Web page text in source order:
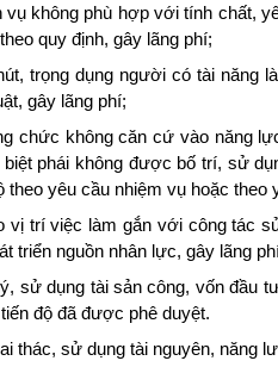
không phù hợp với tính chất,
quy định, gây lãng phí;
trọng dụng người có tài
gây lãng phí;
chức không căn cứ vào năng
phái không được bố trí, sử
theo yêu cầu nhiệm vụ hoặc
trí việc làm gắn với công tác
triển nguồn nhân lực, gây lãng
sử dụng tài sản công, vốn đầu
độ đã được phê duyệt.
thác, sử dụng tài nguyên, năng